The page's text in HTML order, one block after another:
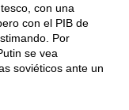
con una
con el PIB de
Por
se vea
soviéticos ante un